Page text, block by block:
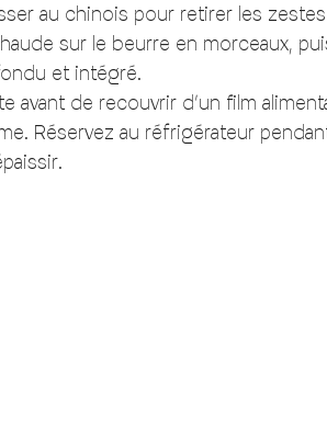
au chinois pour retirer les
sur le beurre en morceaux,
et intégré.
avant de recouvrir d’un film
Réservez au réfrigérateur